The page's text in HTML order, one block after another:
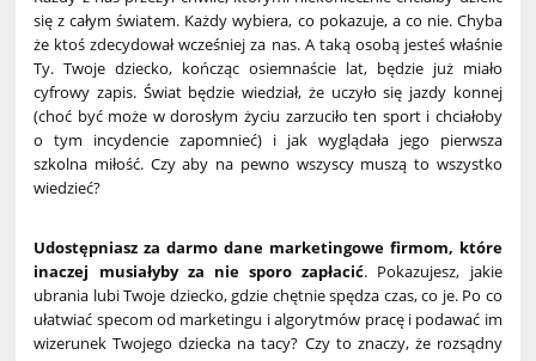
się z całym światem. Każdy wybiera, co pokazuje, a co nie. Chyba
że ktoś zdecydował wcześniej za nas. A taką osobą jesteś właśnie
Ty. Twoje dziecko, kończąc osiemnaście lat, będzie już miało
cyfrowy zapis. Świat będzie wiedział, że uczyło się jazdy konnej
(choć być może w dorosłym życiu zarzuciło ten sport i chciałoby
o tym incydencie zapomnieć) i jak wyglądała jego pierwsza
szkolna miłość. Czy aby na pewno wszyscy muszą to wszystko
wiedzieć?
Udostępniasz za darmo dane marketingowe firmom, które
inaczej musiałyby za nie sporo zapłacić. Pokazujesz, jakie
ubrania lubi Twoje dziecko, gdzie chętnie spędza czas, co je. Po co
ułatwiać specom od marketingu i algorytmów pracę i podawać im
wizerunek Twojego dziecka na tacy? Czy to znaczy, że rozsądny